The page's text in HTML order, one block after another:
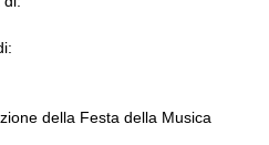
della Festa della Musica